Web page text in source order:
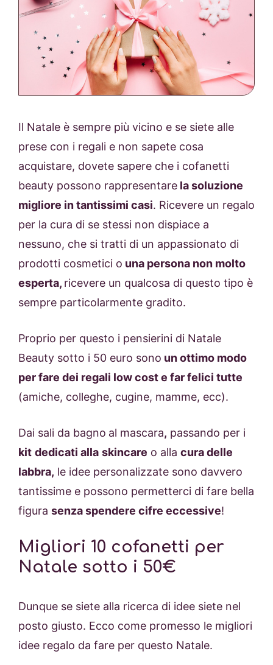
Il Natale è sempre più vicino e se siete alle
prese con i regali e non sapete cosa
acquistare, dovete sapere che i cofanetti
beauty possono rappresentare la soluzione
migliore in tantissimi casi. Ricevere un regalo
per la cura di se stessi non dispiace a
nessuno, che si tratti di un appassionato di
prodotti cosmetici o una persona non molto
esperta, ricevere un qualcosa di questo tipo è
sempre particolarmente gradito.
Proprio per questo i pensierini di Natale
Beauty sotto i 50 euro sono un ottimo modo
per fare dei regali low cost e far felici tutte
(amiche, colleghe, cugine, mamme, ecc).
Dai sali da bagno al mascara, passando per i
kit dedicati alla skincare o alla cura delle
labbra, le idee personalizzate sono davvero
tantissime e possono permetterci di fare bella
figura senza spendere cifre eccessive!
Migliori 10 cofanetti per
Natale sotto i 50€
Dunque se siete alla ricerca di idee siete nel
posto giusto. Ecco come promesso le migliori
idee regalo da fare per questo Natale.